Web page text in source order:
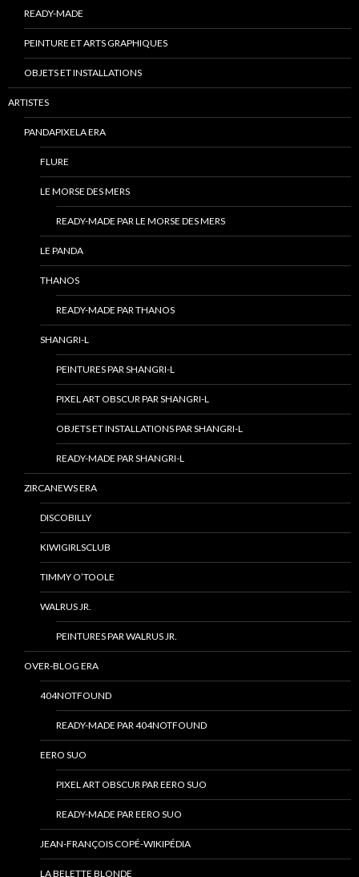
READY-MADE
PEINTURE ET ARTS GRAPHIQUES
OBJETS ET INSTALLATIONS
ARTISTES
PANDAPIXELA ERA
FLURE
LE MORSE DES MERS
READY-MADE PAR LE MORSE DES MERS
LE PANDA
THANOS
READY-MADE PAR THANOS
SHANGRI-L
PEINTURES PAR SHANGRI-L
PIXEL ART OBSCUR PAR SHANGRI-L
OBJETS ET INSTALLATIONS PAR SHANGRI-L
READY-MADE PAR SHANGRI-L
ZIRCANEWS ERA
DISCOBILLY
KIWIGIRLSCLUB
TIMMY O’TOOLE
WALRUS JR.
PEINTURES PAR WALRUS JR.
OVER-BLOG ERA
404NOTFOUND
READY-MADE PAR 404NOTFOUND
EERO SUO
PIXEL ART OBSCUR PAR EERO SUO
READY-MADE PAR EERO SUO
JEAN-FRANÇOIS COPÉ-WIKIPÉDIA
LA BELETTE BLONDE